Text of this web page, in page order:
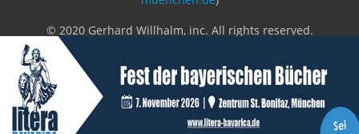
Kontakt
Fehlendes Buch melden
Newsletter bestellen
Benutzer